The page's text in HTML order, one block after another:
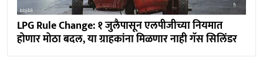
LPG Rule Change: १ जुलैपासून एलपीजीच्या नियमात
होणार मोठा बदल, या ग्राहकांना मिळणार नाही गॅस सिलिंडर